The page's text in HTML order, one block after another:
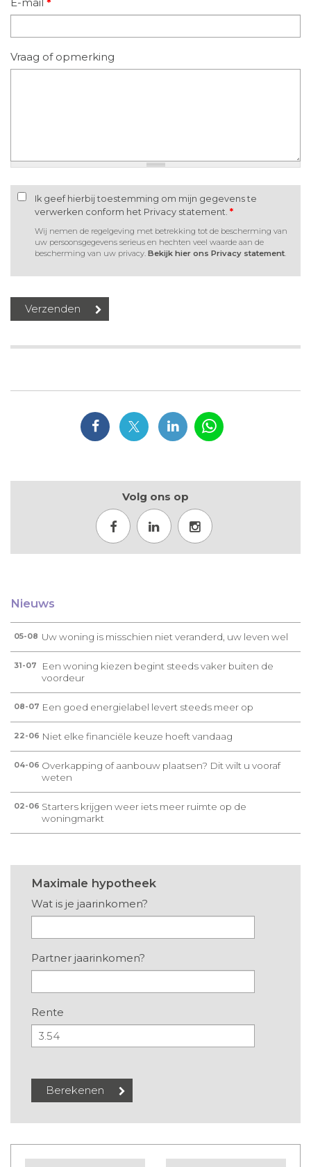
Vraag of opmerking
Ik geef hierbij toestemming om mijn gegevens te
verwerken conform het Privacy statement. *
Wij nemen de regelgeving met betrekking tot de bescherming van
uw persoonsgegevens serieus en hechten veel waarde aan de
bescherming van uw privacy. Bekijk hier ons Privacy statement.
Volg ons op
Nieuws
05-08 Uw woning is misschien niet veranderd, uw leven wel
31-07
Een woning kiezen begint steeds vaker buiten de
voordeur
08-07 Een goed energielabel levert steeds meer op
22-06 Niet elke financiële keuze hoeft vandaag
04-06 Overkapping of aanbouw plaatsen? Dit wilt u vooraf
weten
02-06 Starters krijgen weer iets meer ruimte op de
woningmarkt
Maximale hypotheek
Wat is je jaarinkomen?
Partner jaarinkomen?
Rente